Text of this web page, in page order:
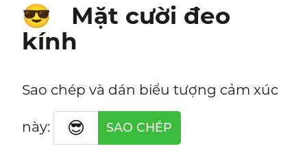
😎
Mặt cười đeo
kính
Sao chép và dán biểu tượng cảm xúc
này: 😎 SAO CHÉP